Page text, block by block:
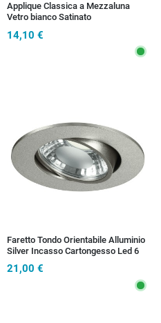
Applique Classica a Mezzaluna
Vetro bianco Satinato
14,10 €
Faretto Tondo Orientabile Alluminio
Silver Incasso Cartongesso Led 6
watt Luce Naturale
21,00 €